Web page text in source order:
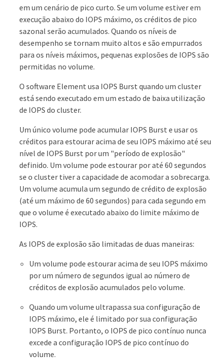
em um cenário de pico curto. Se um volume estiver em
execução abaixo do IOPS máximo, os créditos de pico
sazonal serão acumulados. Quando os níveis de
desempenho se tornam muito altos e são empurrados
para os níveis máximos, pequenas explosões de IOPS são
permitidas no volume.
O software Element usa IOPS Burst quando um cluster
está sendo executado em um estado de baixa utilização
de IOPS do cluster.
Um único volume pode acumular IOPS Burst e usar os
créditos para estourar acima de seu IOPS máximo até seu
nível de IOPS Burst por um "período de explosão"
definido. Um volume pode estourar por até 60 segundos
se o cluster tiver a capacidade de acomodar a sobrecarga.
Um volume acumula um segundo de crédito de explosão
(até um máximo de 60 segundos) para cada segundo em
que o volume é executado abaixo do limite máximo de
IOPS.
As IOPS de explosão são limitadas de duas maneiras:
Um volume pode estourar acima de seu IOPS máximo
por um número de segundos igual ao número de
créditos de explosão acumulados pelo volume.
Quando um volume ultrapassa sua configuração de
IOPS máximo, ele é limitado por sua configuração
IOPS Burst. Portanto, o IOPS de pico contínuo nunca
excede a configuração IOPS de pico contínuo do
volume.